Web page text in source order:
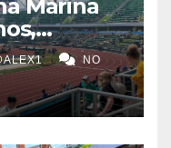
Marina
4×100
del
NO